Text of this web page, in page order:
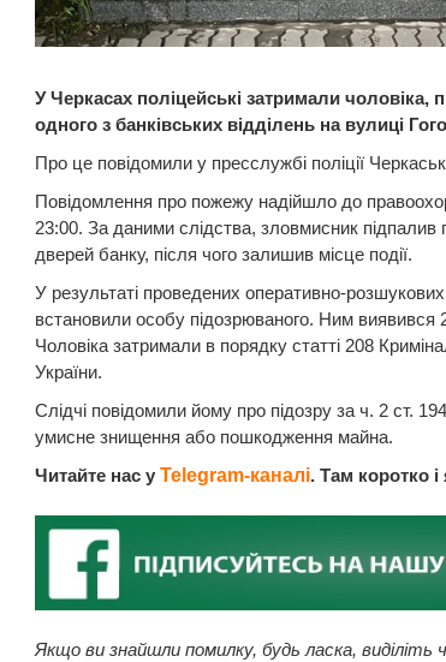
У Черкасах поліцейські затримали чоловіка,
одного з банківських відділень на вулиці
Про це повідомили у преccлужбі поліції
Повідомлення про пожежу надійшло до
23:00. За даними слідства, зловмисник підпалив
дверей банку, після чого залишив місце події.
У результаті проведених оперативно-
встановили особу підозрюваного. Ним виявився
Чоловіка затримали в порядку статті 208
України.
Слідчі повідомили йому про підозру за ч. 2 ст.
умисне знищення або пошкодження майна.
Читайте нас у Telegram-каналі. Там коротко і
Якщо ви знайшли помилку, будь ласка,